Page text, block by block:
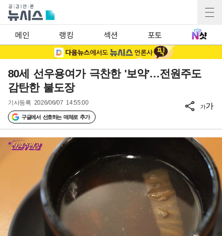
메인 랭킹 섹션 포토
80세 선우용여가 극찬한 '보약'…전원주도
감탄한 불도장
기사등록 2026/06/07 14:55:00
구글에서 선호하는 매체로 추가
가가